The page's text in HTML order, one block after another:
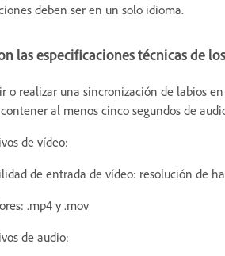
deben ser en un solo idioma.
las especificaciones técnicas de
o realizar una sincronización de labios
al menos cinco segundos de
de vídeo:
de entrada de vídeo: resolución de
.mp4 y .mov
de audio: